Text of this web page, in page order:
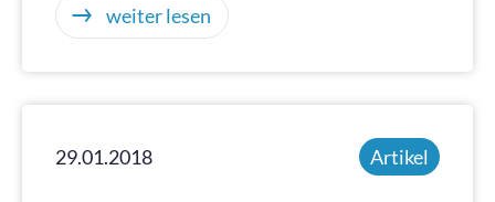
weiter lesen
29.01.2018 Artikel